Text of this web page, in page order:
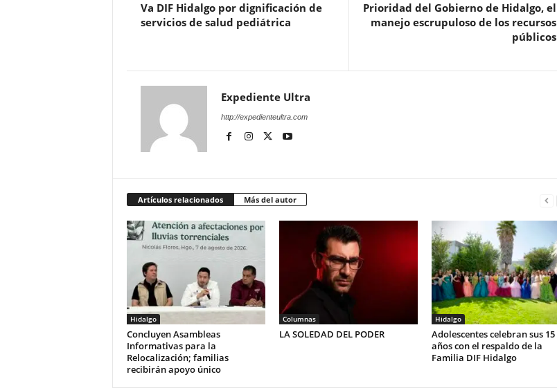
Va DIF Hidalgo por dignificación de
servicios de salud pediátrica
Prioridad del Gobierno de Hidalgo, el
manejo escrupuloso de los recursos
públicos
Expediente Ultra
http://expedienteultra.com
Artículos relacionados Más del autor
Hidalgo
Concluyen Asambleas
Informativas para la
Relocalización; familias
recibirán apoyo único
Columnas
LA SOLEDAD DEL PODER
Hidalgo
Adolescentes celebran sus 15
años con el respaldo de la
Familia DIF Hidalgo